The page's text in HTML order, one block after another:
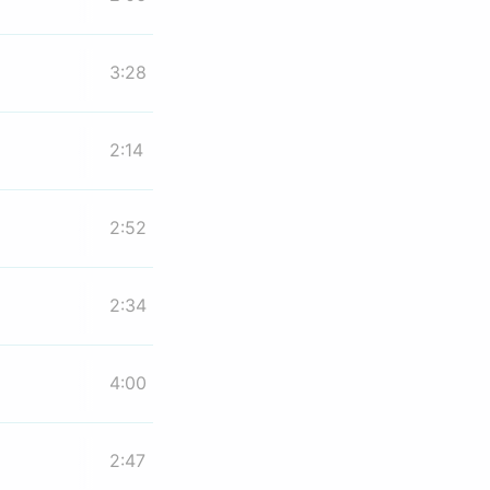
3:28
2:14
2:52
2:34
4:00
2:47